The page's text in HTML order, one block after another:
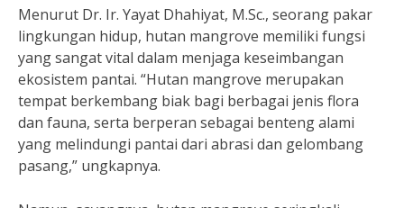
Menurut Dr. Ir. Yayat Dhahiyat, M.Sc., seorang pakar
lingkungan hidup, hutan mangrove memiliki fungsi
yang sangat vital dalam menjaga keseimbangan
ekosistem pantai. “Hutan mangrove merupakan
tempat berkembang biak bagi berbagai jenis flora
dan fauna, serta berperan sebagai benteng alami
yang melindungi pantai dari abrasi dan gelombang
pasang,” ungkapnya.